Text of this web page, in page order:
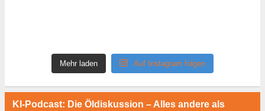
Mehr laden Auf Instagram folgen
KI-Podcast: Die Öldiskussion – Alles andere als